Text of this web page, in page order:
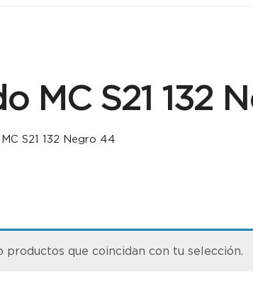
MC S21 132
S21 132 Negro 44
productos que coincidan con tu selección.